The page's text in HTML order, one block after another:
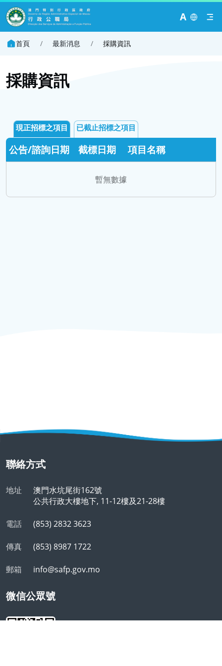
A
首頁 / 最新消息 / 採購資訊
採購資訊
現正招標之項目 已截止招標之項目
公告/諮詢日期 截標日期 項目名稱
暫無數據
聯絡方式
地址
澳門水坑尾街162號
公共行政大樓地下, 11-12樓及21-28樓
電話 (853) 2832 3623
傳真 (853) 8987 1722
郵箱 info@safp.gov.mo
微信公眾號